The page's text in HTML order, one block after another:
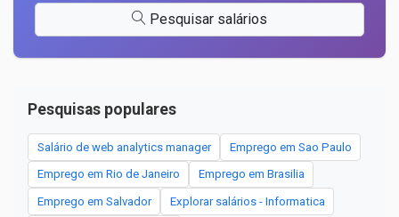
Pesquisar salários
Pesquisas populares
Salário de web analytics manager Emprego em Sao Paulo
Emprego em Rio de Janeiro Emprego em Brasilia
Emprego em Salvador Explorar salários - Informatica